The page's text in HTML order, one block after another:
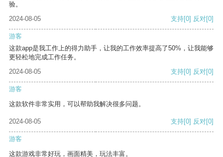
验。
2024-08-05
支持[0] 反对[0]
游客
这款app是我工作上的得力助手，让我的工作效率提高了50%，让我能够
更轻松地完成工作任务。
2024-08-05
支持[0] 反对[0]
游客
这款软件非常实用，可以帮助我解决很多问题。
2024-08-05 支持[0] 反对[0]
游客
这款游戏非常好玩，画面精美，玩法丰富。